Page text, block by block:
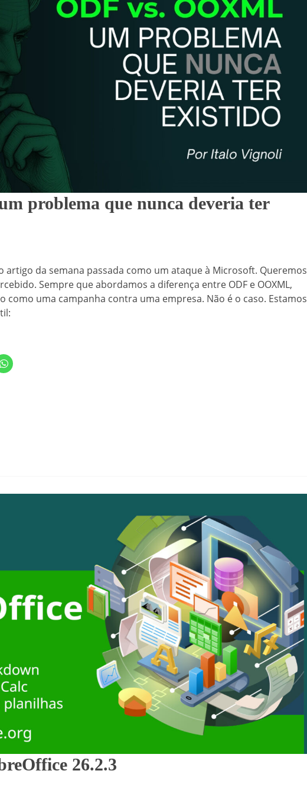
problema que nunca deveria ter
da semana passada como um ataque à Microsoft. Queremos
Sempre que abordamos a diferença entre ODF e OOXML,
como uma campanha contra uma empresa. Não é o caso. Estamos
26.2.3